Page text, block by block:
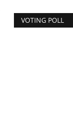
VOTING POLL